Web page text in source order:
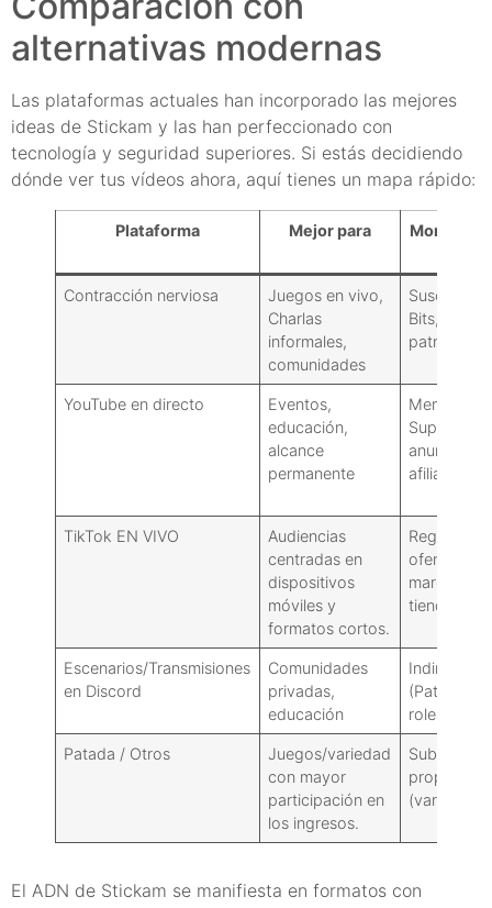
alternativas modernas
Las plataformas actuales han incorporado las mejores
ideas de Stickam y las han perfeccionado con
tecnología y seguridad superiores. Si estás decidiendo
dónde ver tus vídeos ahora, aquí tienes un mapa rápido:
Plataforma Mejor para
Contracción nerviosa
Juegos en vivo,
Charlas
informales,
comunidades
Bits,
patrocinios
YouTube en directo
Eventos,
educación,
alcance
permanente
Supers,
anuncios,
afiliados
TikTok EN VIVO
Audiencias
centradas en
dispositivos
móviles y
formatos cortos.
Regalos,
ofertas de
marcas,
tienda
Escenarios/Transmisiones
en Discord
Comunidades
privadas,
educación
Indirecto
(Patreon,
roles)
Patada / Otros
Juegos/variedad
con mayor
participación en
los ingresos.
Subs,
propinas
(variables)
El ADN de Stickam se manifiesta en formatos con